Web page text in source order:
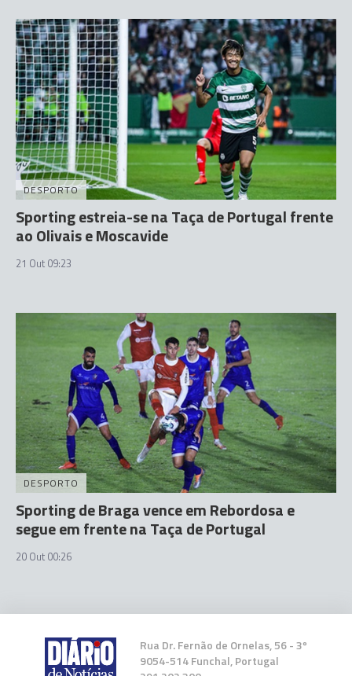
DESPORTO
Sporting estreia-se na Taça de Portugal frente
ao Olivais e Moscavide
21 Out 09:23
DESPORTO
Sporting de Braga vence em Rebordosa e
segue em frente na Taça de Portugal
20 Out 00:26
Rua Dr. Fernão de Ornelas, 56 - 3º
9054-514 Funchal, Portugal